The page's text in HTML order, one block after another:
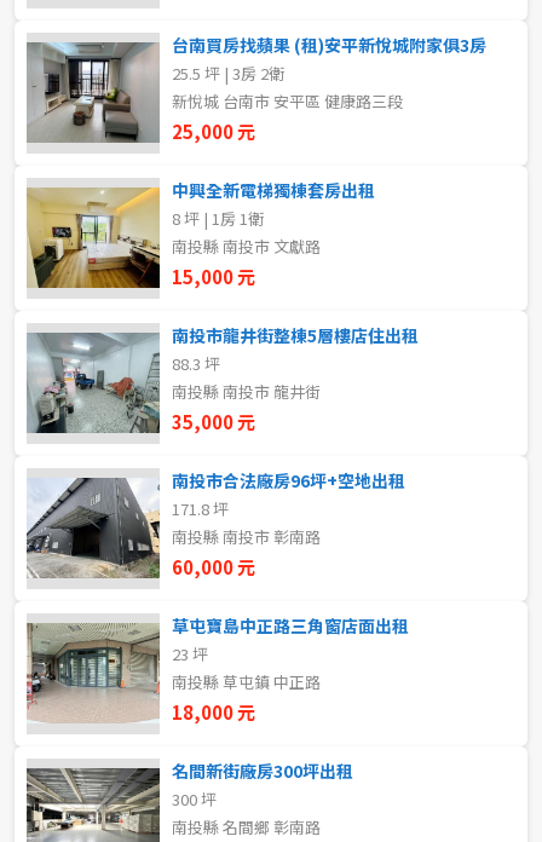
彰化縣
南投縣
雲林縣
嘉義市
嘉義縣
台南市
高雄市
澎湖縣
屏東縣
台東縣
花蓮縣
金門連江
坪數
不拘
20坪以下
20~30 坪
40~50 坪
60~70 坪
80坪以上
~
樓層
不拘
1樓 2樓
3樓
21樓以上
台南買房找蘋果 (租)安平新悅城附家俱3房
25.5 坪 | 3房 2衛
新悅城 台南市 安平區 健康路三段
25,000 元
中興全新電梯獨棟套房出租
8 坪 | 1房 1衛
南投縣 南投市 文獻路
15,000 元
南投市龍井街整棟5層樓店住出租
88.3 坪
南投縣 南投市 龍井街
35,000 元
南投市合法廠房96坪+空地出租
171.8 坪
南投縣 南投市 彰南路
60,000 元
草屯寶島中正路三角窗店面出租
23 坪
南投縣 草屯鎮 中正路
18,000 元
名間新街廠房300坪出租
300 坪
南投縣 名間鄉 彰南路